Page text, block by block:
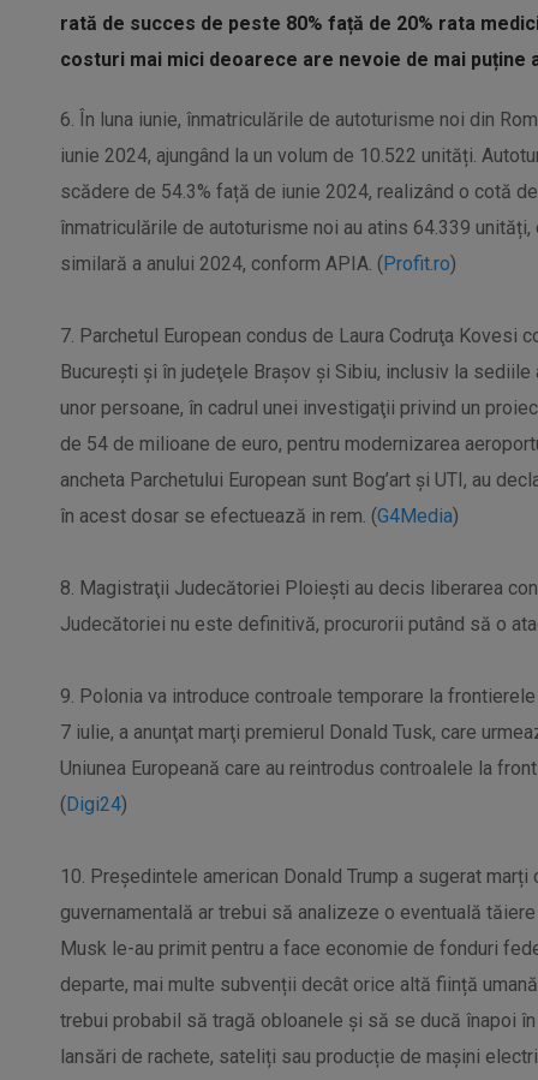
rată de succes de peste 80% față de 20% rata
costuri mai mici deoarece are nevoie de mai puține
6. În luna iunie, înmatriculările de autoturisme noi din
iunie 2024, ajungând la un volum de 10.522 unități.
scădere de 54.3% față de iunie 2024, realizând o cotă
înmatriculările de autoturisme noi au atins 64.339
similară a anului 2024, conform APIA. (Profit.ro)
7. Parchetul European condus de Laura Codruţa Kovesi
Bucureşti şi în judeţele Braşov şi Sibiu, inclusiv la
unor persoane, în cadrul unei investigaţii privind un
de 54 de milioane de euro, pentru modernizarea
ancheta Parchetului European sunt Bog’art și UTI, au
în acest dosar se efectuează in rem. (G4Media)
8. Magistraţii Judecătoriei Ploieşti au decis liberarea
Judecătoriei nu este definitivă, procurorii putând să o
9. Polonia va introduce controale temporare la
7 iulie, a anunţat marţi premierul Donald Tusk, care
Uniunea Europeană care au reintrodus controalele la
(Digi24)
10. Președintele american Donald Trump a sugerat
guvernamentală ar trebui să analizeze o eventuală
Musk le-au primit pentru a face economie de fonduri
departe, mai multe subvenții decât orice altă ființă
trebui probabil să tragă obloanele și să se ducă înapoi în
lansări de rachete, sateliți sau producție de mașini